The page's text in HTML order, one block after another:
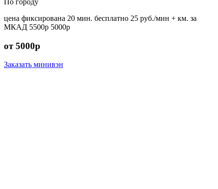
По городу
цена фиксирована 20 мин. бесплатно 25 руб./мин + км. за
МКАД 5500р 5000р
от 5000р
Заказать минивэн